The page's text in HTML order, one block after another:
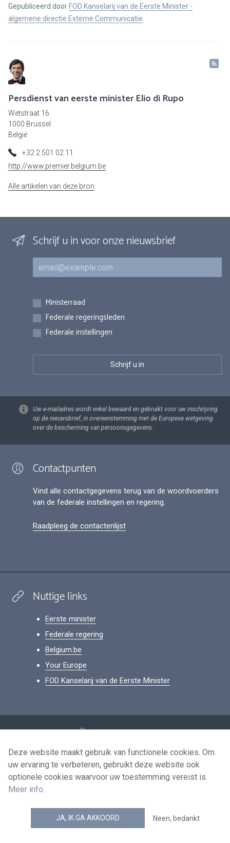
Gepubliceerd door FOD Kanselarij van de Eerste Minister -
algemene directie Externe Communicatie
Persdienst van eerste minister Elio di Rupo
Wetstraat 16
1000 Brussel
België
+32 2 501 02 11
http://www.premier.belgium.be
Alle artikelen van deze bron
Schrijf u in voor onze nieuwsbrief
E-mail
Inschrijvingen
Ministerraad
Federale regeringsleden
Federale instellingen
Uw e-mailadres wordt enkel bewaard en gebruikt voor uw inschrijving
op de nieuwsbrief, in overeenstemming met de Europese wetgeving
over de bescherming van persoonsgegevens.
Contactpunten
Vind alle contactgegevens terug van de woordvoerders
van de federale instellingen en regering.
Raadpleeg de contactenlijst
Nuttige links
Eerste minister
Federale regering
Belgium.be
Your Europe
FOD Kanselarij van de Eerste Minister
Persoonsgegevens
Voorwaarden voor het hergebruik
Contacteer ons
news.belgium RSS feed
© 2026 - news.belgium.be
Deze website maakt gebruik van functionele cookies. Om
uw ervaring te verbeteren, gebruikt deze website ook
optionele cookies waarvoor uw toestemming vereist is.
Meer info.
JA, IK GA AKKOORD Neen, bedankt